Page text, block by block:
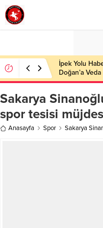
İpek Yolu
Doğan’a Veda
Sakarya
spor tesisi
Anasayfa Spor Sakarya